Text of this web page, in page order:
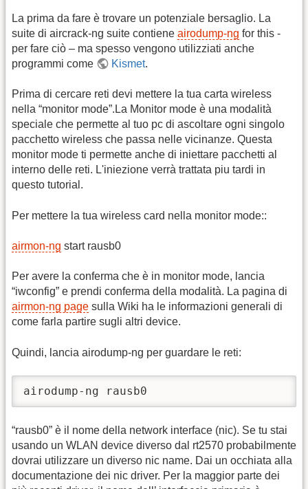
La prima da fare è trovare un potenziale bersaglio. La
suite di aircrack-ng suite contiene airodump-ng for this -
per fare ciò – ma spesso vengono utilizziati anche
programmi come
Kismet.
Prima di cercare reti devi mettere la tua carta wireless
nella “monitor mode”.La Monitor mode è una modalità
speciale che permette al tuo pc di ascoltare ogni singolo
pacchetto wireless che passa nelle vicinanze. Questa
monitor mode ti permette anche di iniettare pacchetti al
interno delle reti. L'iniezione verrà trattata piu tardi in
questo tutorial.
Per mettere la tua wireless card nella monitor mode::
airmon-ng start rausb0
Per avere la conferma che è in monitor mode, lancia
“iwconfig” e prendi conferma della modalità. La pagina di
airmon-ng page sulla Wiki ha le informazioni generali di
come farla partire sugli altri device.
Quindi, lancia airodump-ng per guardare le reti:
airodump-ng rausb0
“rausb0” è il nome della network interface (nic). Se tu stai
usando un WLAN device diverso dal rt2570 probabilmente
dovrai utilizzare un diverso nic name. Dai un occhiata alla
documentazione dei nic driver. Per la maggior parte dei